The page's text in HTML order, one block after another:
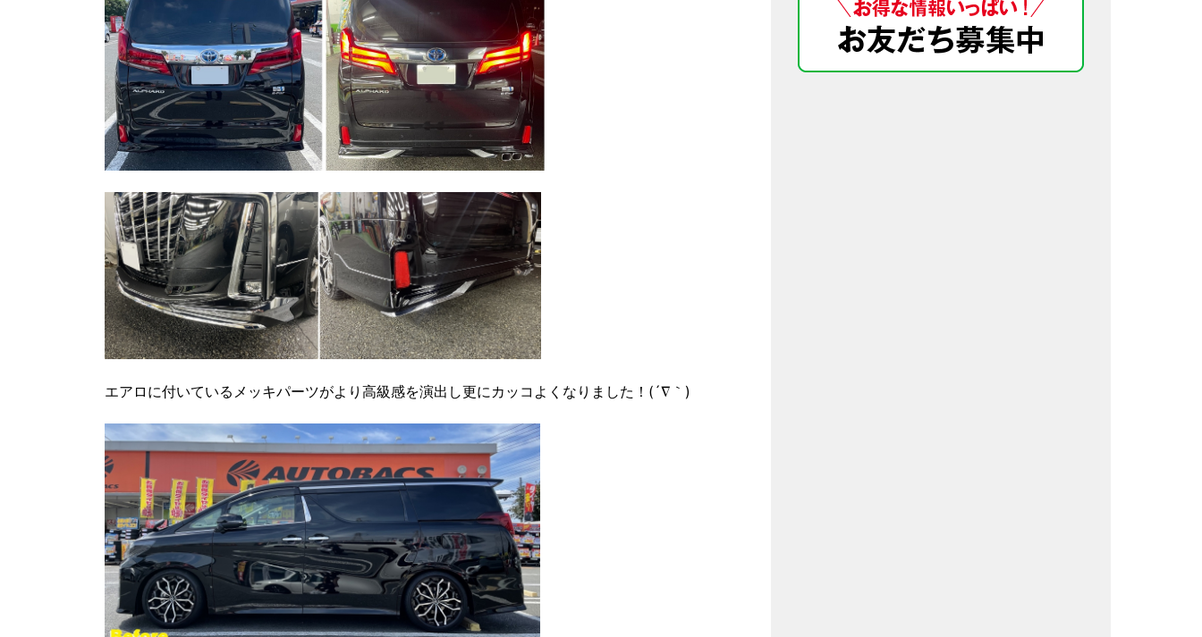
エアロに付いているメッキパーツがより高級感を演出し更にカッコよくなりました！(´∇｀)